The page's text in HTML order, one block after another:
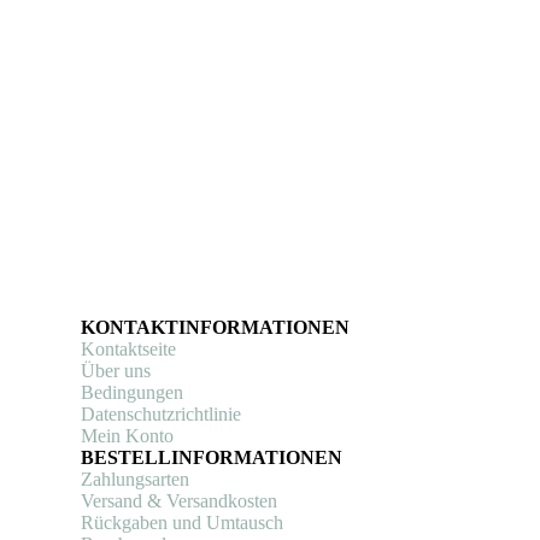
KONTAKTINFORMATIONEN
Kontaktseite
Über uns
Bedingungen
Datenschutzrichtlinie
Mein Konto
BESTELLINFORMATIONEN
Zahlungsarten
Versand & Versandkosten
Rückgaben und Umtausch